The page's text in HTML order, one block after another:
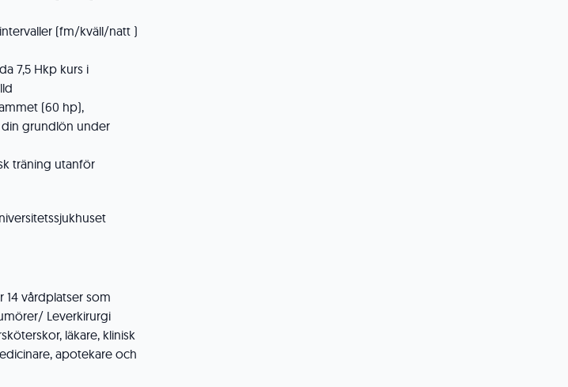
(fm/kväll/natt )
7,5 Hkp kurs i
(60 hp),
grundlön under
träning utanför
vårdplatser som
Leverkirurgi
läkare, klinisk
apotekare och